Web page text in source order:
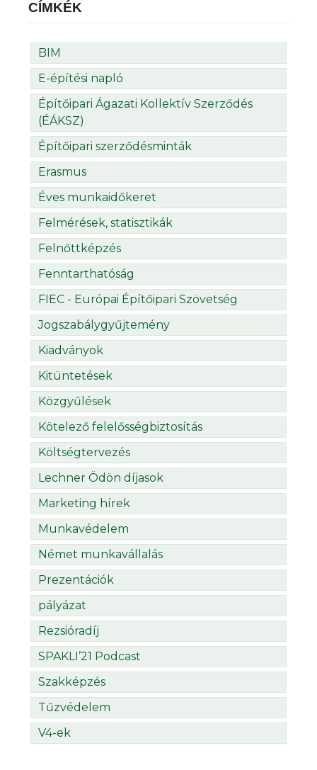
CÍMKÉK
BIM
E-építési napló
Építőipari Ágazati Kollektív Szerződés
(ÉÁKSZ)
Építőipari szerződésminták
Erasmus
Éves munkaidőkeret
Felmérések, statisztikák
Felnőttképzés
Fenntarthatóság
FIEC - Európai Építőipari Szövetség
Jogszabálygyűjtemény
Kiadványok
Kitüntetések
Közgyűlések
Kötelező felelősségbiztosítás
Költségtervezés
Lechner Ödön díjasok
Marketing hírek
Munkavédelem
Német munkavállalás
Prezentációk
pályázat
Rezsióradíj
SPAKLI’21 Podcast
Szakképzés
Tűzvédelem
V4-ek